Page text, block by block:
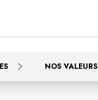
NOS VALEURS